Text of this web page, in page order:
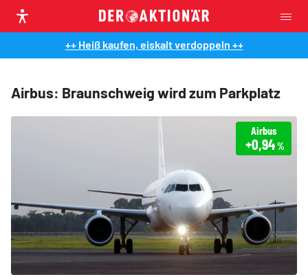
++ Heiß kaufen, eiskalt verdoppeln ++
Airbus: Braunschweig wird zum Parkplatz
Airbus
+0,94%